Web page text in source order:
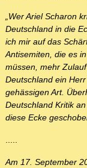
„Wer Ariel Scharon
Deutschland in die
ich mir auf das
Antisemiten, die es
müssen, mehr
Deutschland ein
gehässigen Art.
Deutschland Kritik
diese Ecke
.....
Am 17. September